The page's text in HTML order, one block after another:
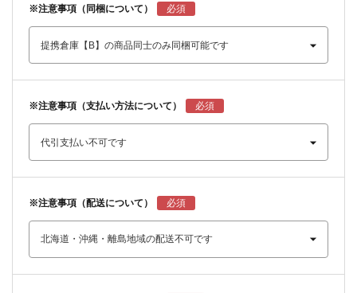
※注意事項（同梱について）
※注意事項（支払い方法について）
※注意事項（配送について）